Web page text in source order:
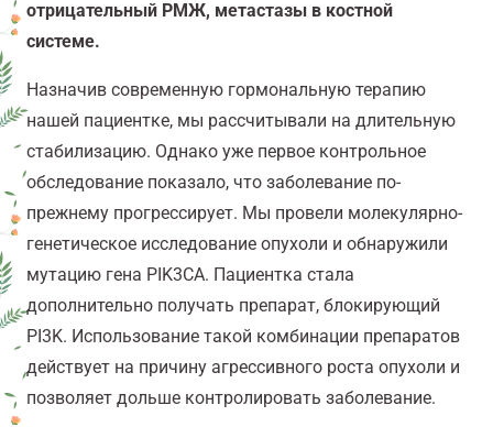
отрицательный РМЖ, метастазы в костной
системе.
Назначив современную гормональную терапию
нашей пациентке, мы рассчитывали на длительную
стабилизацию. Однако уже первое контрольное
обследование показало, что заболевание по-
прежнему прогрессирует. Мы провели молекулярно-
генетическое исследование опухоли и обнаружили
мутацию гена PIK3CA. Пациентка стала
дополнительно получать препарат, блокирующий
PI3K. Использование такой комбинации препаратов
действует на причину агрессивного роста опухоли и
позволяет дольше контролировать заболевание.